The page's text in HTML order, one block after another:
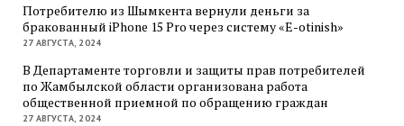
Потребителю из Шымкента вернули деньги за
бракованный iPhone 15 Pro через систему «E-otinish»
27 АВГУСТА, 2024
В Департаменте торговли и защиты прав потребителей
по Жамбылской области организована работа
общественной приемной по обращению граждан
27 АВГУСТА, 2024